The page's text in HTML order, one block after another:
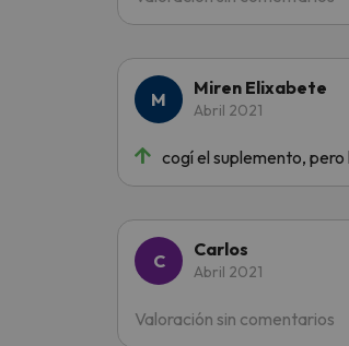
Miren Elixabete
Abril 2021
cogí el suplemento,
Carlos
Abril 2021
Valoración sin comentarios